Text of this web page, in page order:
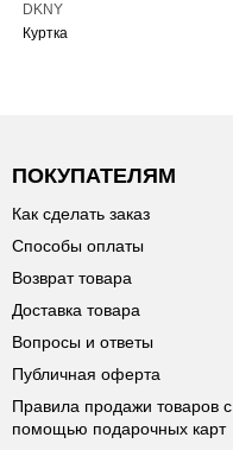
DKNY
Куртка
ПОКУПАТЕЛЯМ
Как сделать заказ
Способы оплаты
Возврат товара
Доставка товара
Вопросы и ответы
Публичная оферта
Правила продажи товаров с
помощью подарочных карт